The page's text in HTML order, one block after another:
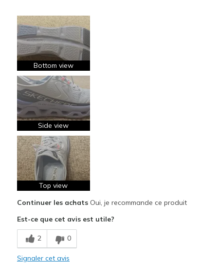
Attractive Design
Breathe Well
Comfortable
Durable
Stylish
Les meilleures utilisations
Casual Wear
Going Out
Travel
Work
View On Shoes
Bottom view
Side view
Top view
Continuer les achatsOui, je recommande ce produit
Est-ce que cet avis est utile?
2 0
Signaler cet avis